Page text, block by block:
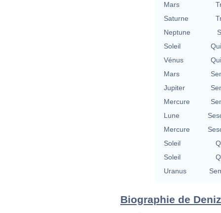
Mars
Saturne
Neptune
Soleil
Vénus
Mars
Jupiter
Mercure
Lune
Mercure
Soleil
Soleil
Uranus
Biographie de